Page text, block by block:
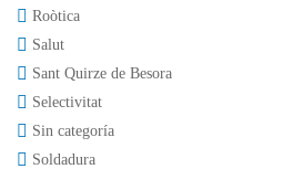
Roòtica
Salut
Sant Quirze de Besora
Selectivitat
Sin categoría
Soldadura